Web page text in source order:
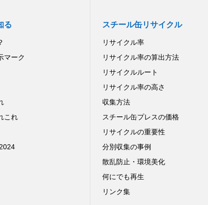
る
マーク
これ
スチール缶リサイクル
リサイクル率
リサイクル率の算出方法
リサイクルルート
リサイクル率の高さ
収集方法
スチール缶プレスの価格
リサイクルの重要性
分別収集の事例
散乱防止・環境美化
何にでも再生
リンク集